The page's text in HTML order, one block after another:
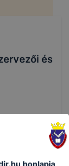
és
Hidvégi
honlapja